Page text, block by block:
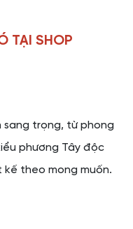
TẠI SHOP
sang trọng, từ phong
phương Tây độc
theo mong muốn.